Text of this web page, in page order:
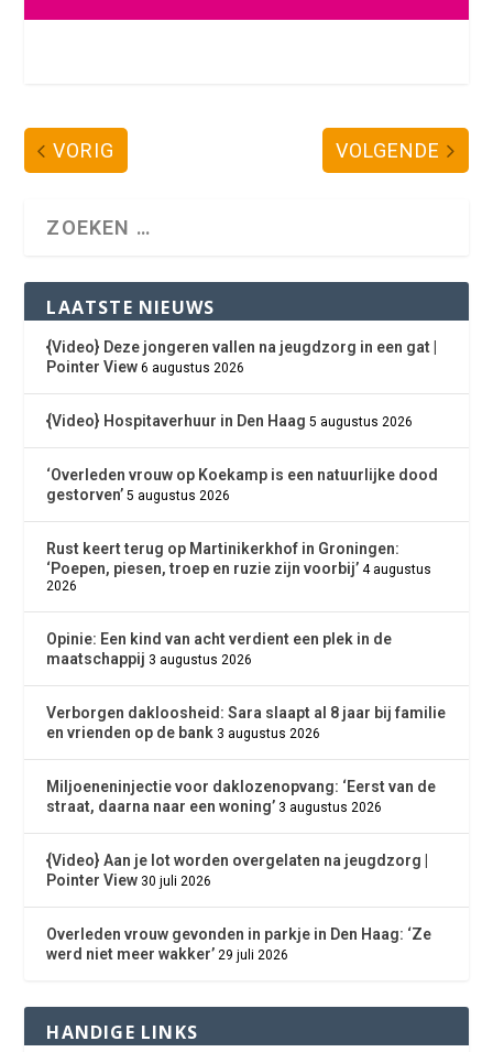
VORIG VOLGENDE
LAATSTE NIEUWS
{Video} Deze jongeren vallen na jeugdzorg in een gat |
Pointer View 6 augustus 2026
{Video} Hospitaverhuur in Den Haag 5 augustus 2026
‘Overleden vrouw op Koekamp is een natuurlijke dood
gestorven’ 5 augustus 2026
Rust keert terug op Martinikerkhof in Groningen:
‘Poepen, piesen, troep en ruzie zijn voorbij’ 4 augustus
2026
Opinie: Een kind van acht verdient een plek in de
maatschappij 3 augustus 2026
Verborgen dakloosheid: Sara slaapt al 8 jaar bij familie
en vrienden op de bank 3 augustus 2026
Miljoeneninjectie voor daklozenopvang: ‘Eerst van de
straat, daarna naar een woning’ 3 augustus 2026
{Video} Aan je lot worden overgelaten na jeugdzorg |
Pointer View 30 juli 2026
Overleden vrouw gevonden in parkje in Den Haag: ‘Ze
werd niet meer wakker’ 29 juli 2026
HANDIGE LINKS